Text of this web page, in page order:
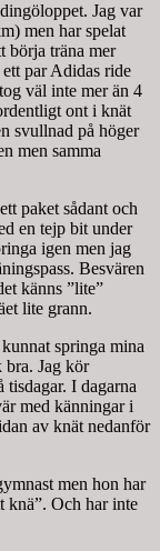
Jag var
men har spelat
börja träna mer
par Adidas ride
väl inte mer än 4
ont i knät
svullnad på höger
men samma
paket sådant och
en tejp bit under
igen men jag
Besvären
känns ”lite”
lite grann.
springa mina
bra. Jag kör
tisdagar. I dagarna
med känningar i
av knät nedanför
men hon har
knä”. Och har inte